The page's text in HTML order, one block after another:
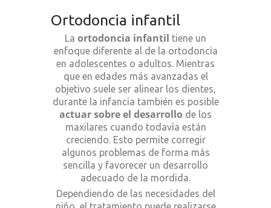
Ortodoncia infantil
La ortodoncia infantil tiene un
enfoque diferente al de la ortodoncia
en adolescentes o adultos. Mientras
que en edades más avanzadas el
objetivo suele ser alinear los dientes,
durante la infancia también es posible
actuar sobre el desarrollo de los
maxilares cuando todavía están
creciendo. Esto permite corregir
algunos problemas de forma más
sencilla y favorecer un desarrollo
adecuado de la mordida.
Dependiendo de las necesidades del